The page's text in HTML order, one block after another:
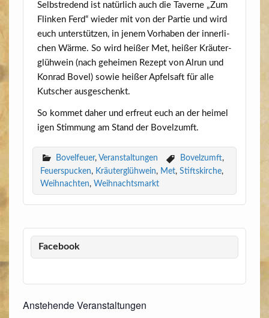
Selbst­re­dend ist natür­lich auch die Taver­ne „Zum
Flin­ken Ferd“ wie­der mit von der Par­tie und wird
euch unter­stüt­zen, in jenem Vor­ha­ben der inner­li­
chen Wär­me. So wird hei­ßer Met, hei­ßer Kräu­ter­
glüh­wein (nach gehei­men Rezept von Alrun und
Kon­rad Bovel) sowie hei­ßer Apfel­saft für alle
Kut­scher ausgeschenkt.
So kom­met daher und erfreut euch an der hei­me­l
i­gen Stim­mung am Stand der Bovelzumft.
Bovelfeuer, Veranstaltungen Bovelzumft,
Feuerspucken, Kräuterglühwein, Met, Stiftskirche,
Weihnachten, Weihnachtsmarkt
Facebook
Anstehende Veranstaltungen